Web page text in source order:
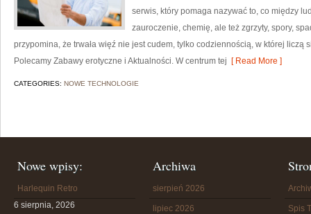
serwis, który pomaga nazywać to, co między
zauroczenie, chemię, ale też zgrzyty, spory,
przypomina, że trwała więź nie jest cudem, tylko codziennością, w której liczą
Polecamy Zabawy erotyczne i Aktualności. W centrum tej [ Read More ]
CATEGORIES: NOWE TECHNOLOGIE
Nowe wpisy:
Harlequin Retro
6 sierpnia, 2026
Archiwa
sierpień 2026
lipiec 2026 Spis